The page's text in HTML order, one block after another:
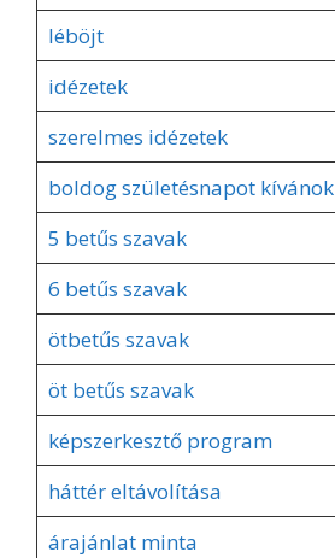
léböjt
idézetek
szerelmes idézetek
boldog születésnapot kívánok
5 betűs szavak
6 betűs szavak
ötbetűs szavak
öt betűs szavak
képszerkesztő program
háttér eltávolítása
árajánlat minta